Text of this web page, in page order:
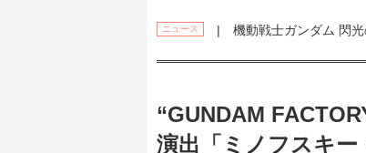
ニュース | 機動戦士ガンダム 閃光
“GUNDAM
演出「ミノフスキ